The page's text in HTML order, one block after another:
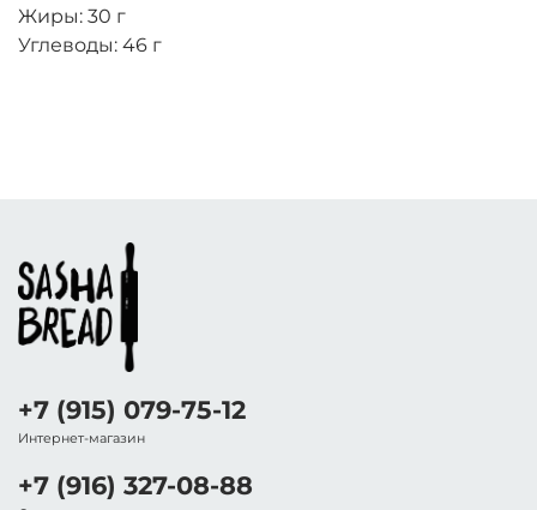
Жиры: 30 г
Углеводы: 46 г
+7 (915) 079-75-12
Интернет-магазин
+7 (916) 327-08-88